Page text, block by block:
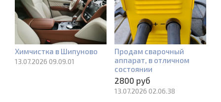
Химчистка в Шипуново
13.07.2026 09.09.01
Продам сварочный
аппарат, в отличном
состоянии
2800 руб
13.07.2026 02.06.38